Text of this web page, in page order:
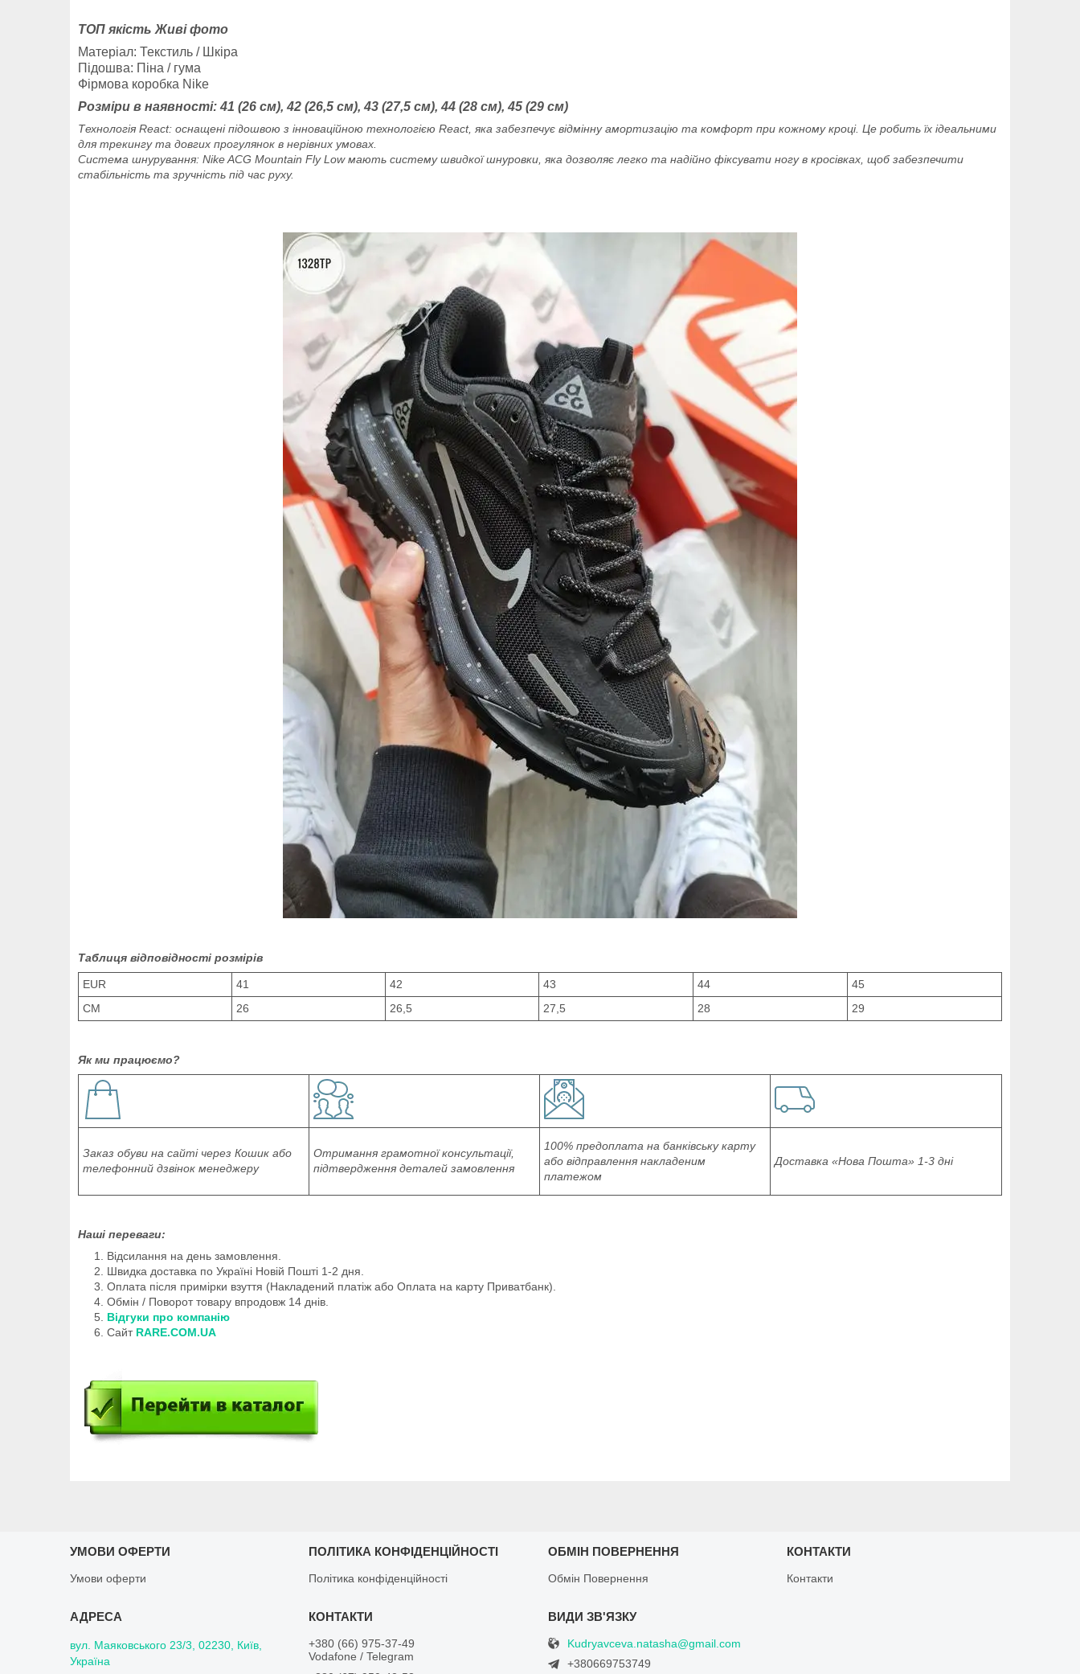
ТОП якість Живі фото
Матеріал: Текстиль / Шкіра
Підошва: Піна / гума
Фірмова коробка Nike
Розміри в наявності: 41 (26 см), 42 (26,5 см), 43 (27,5 см), 44 (28 см), 45 (29 см)
Технологія React: оснащені підошвою з інноваційною технологією React, яка забезпечує відмінну амортизацію та комфорт при кожному кроці. Це робить їх ідеальними
для трекингу та довгих прогулянок в нерівних умовах.
Система шнурування: Nike ACG Mountain Fly Low мають систему швидкої шнуровки, яка дозволяє легко та надійно фіксувати ногу в кросівках, щоб забезпечити
стабільність та зручність під час руху.
Таблиця відповідності розмірів
EUR 41 42 43 44
45
СМ
26 26,5 27,5 28 29
Як ми працюємо?
Заказ обуви на сайті через Кошик або
телефонний дзвінок менеджеру
Отримання грамотної консультації,
підтвердження деталей замовлення
100% предоплата на банківську карту
або відправлення накладеним
платежом
Доставка «Нова Пошта» 1-3 дні
Наші переваги:
Відсилання на день замовлення.
Швидка доставка по Україні Новій Пошті 1-2 дня.
Оплата після примірки взуття (Накладений платіж або Оплата на карту Приватбанк).
Обмін / Поворот товару впродовж 14 днів.
Відгуки про компанію
Сайт RARE.COM.UA
УМОВИ ОФЕРТИ
Умови оферти
ПОЛІТИКА КОНФІДЕНЦІЙНОСТІ
Політика конфіденційності
ОБМІН ПОВЕРНЕННЯ
Обмін Повернення
КОНТАКТИ
Контакти
вул. Маяковського 23/3, 02230, Київ,
Україна
+380 (66) 975-37-49
Vodafone / Telegram
Kudryavceva.natasha@gmail.com
+380669753749